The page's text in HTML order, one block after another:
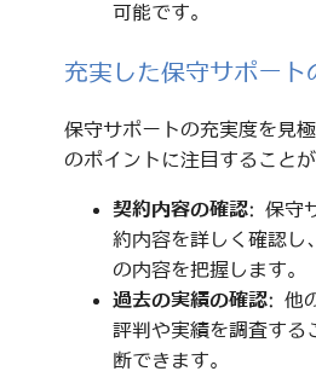
可能です。
充実した保守サポート
保守サポートの充実度を見
のポイントに注目することが
契約内容の確認: 保守
約内容を詳しく確認し
の内容を把握します。
過去の実績の確認: 他
評判や実績を調査する
断できます。